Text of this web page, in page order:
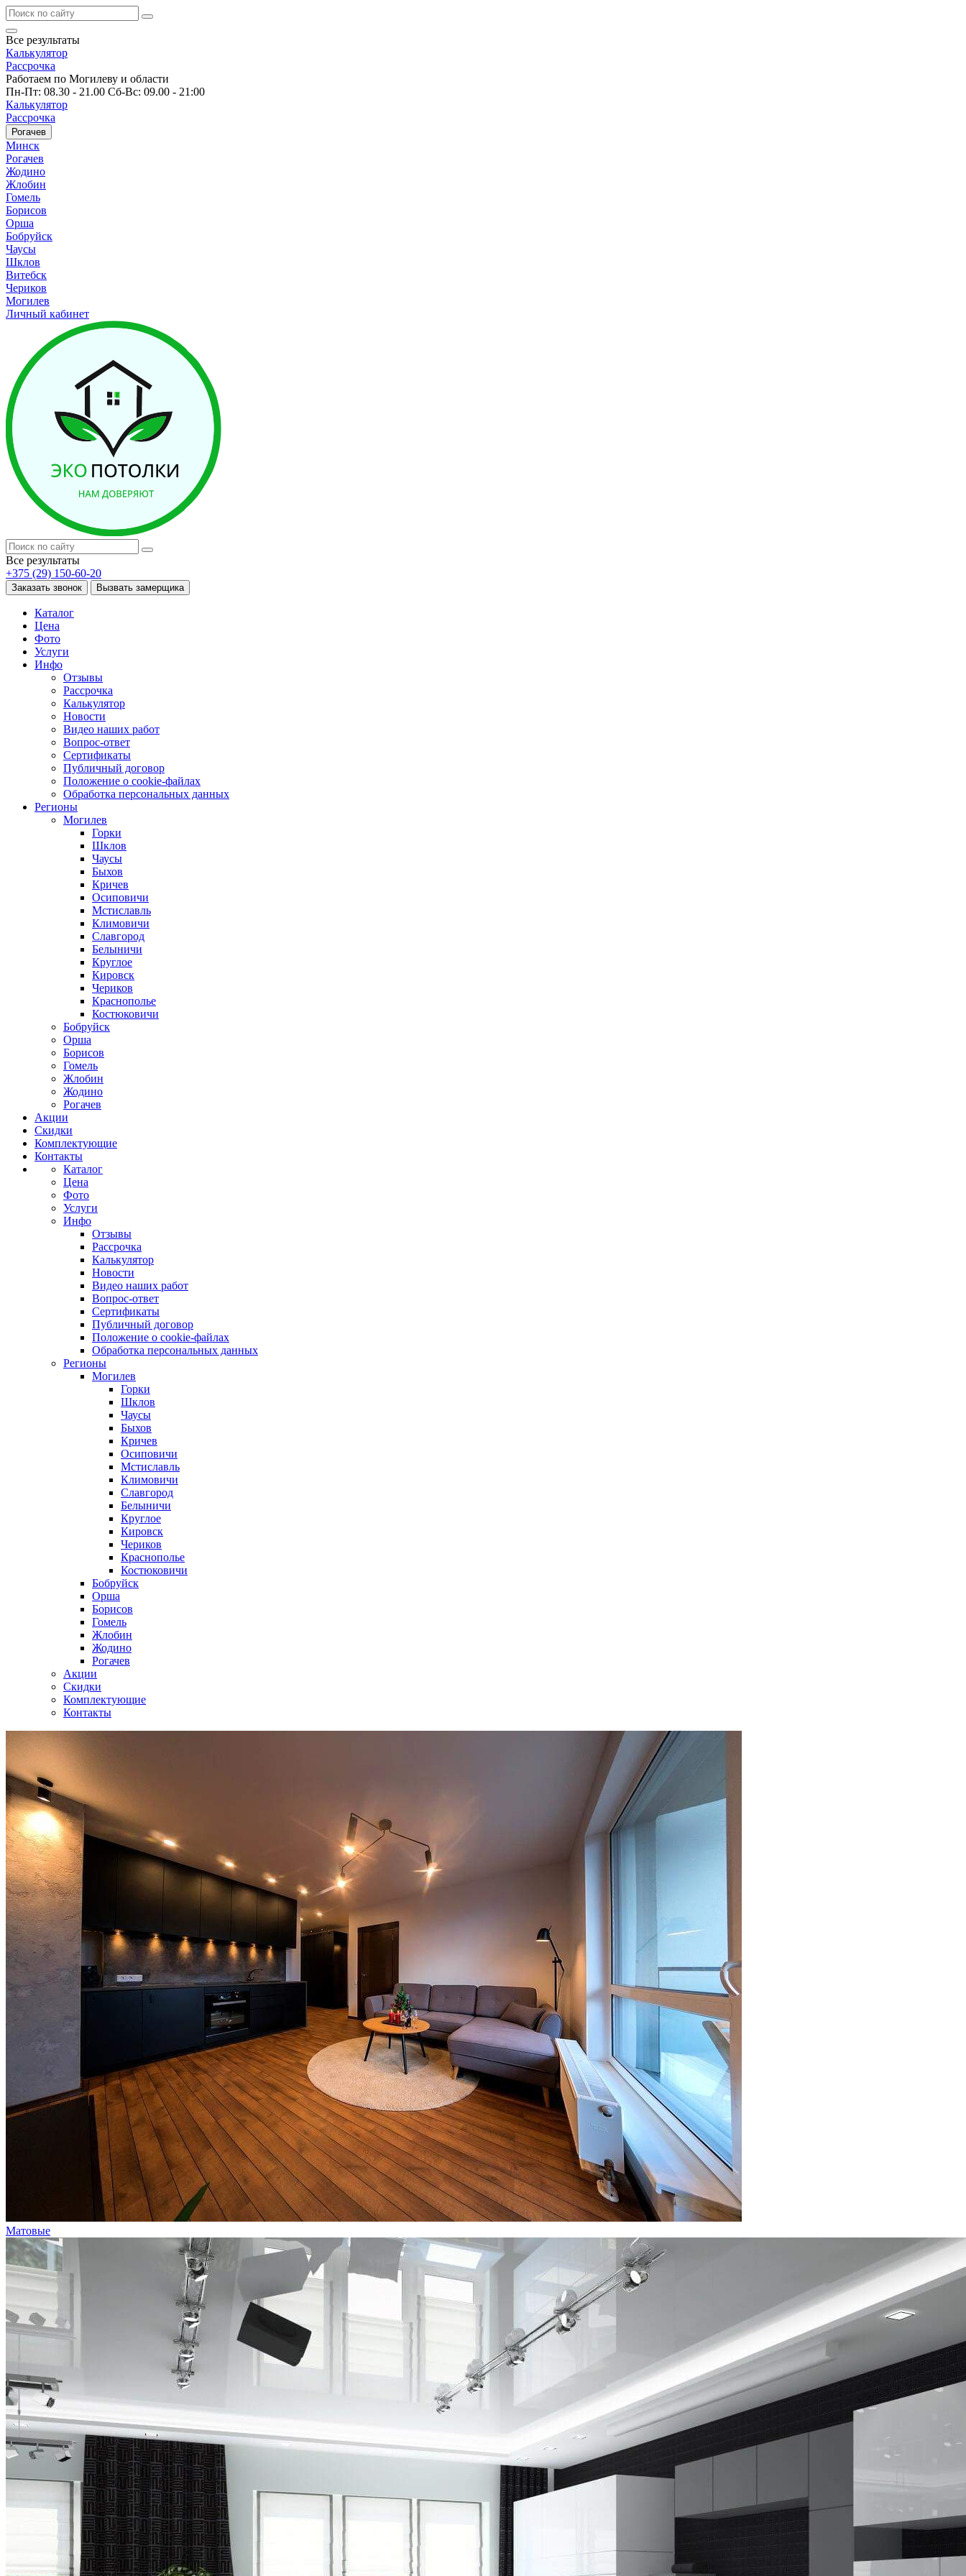
Все результаты
Калькулятор
Рассрочка
Работаем по Могилеву и области
Пн-Пт: 08.30 - 21.00 Сб-Вс: 09.00 - 21:00
Калькулятор
Рассрочка
Рогачев
Минск
Рогачев
Жодино
Жлобин
Гомель
Борисов
Орша
Бобруйск
Чаусы
Шклов
Витебск
Чериков
Могилев
Личный кабинет
Все результаты
+375 (29) 150-60-20
Заказать звонок Вызвать замерщика
Каталог
Цена
Фото
Услуги
Инфо
Отзывы
Рассрочка
Калькулятор
Новости
Видео наших работ
Вопрос-ответ
Сертификаты
Публичный договор
Положение о cookie-файлах
Обработка персональных данных
Регионы
Могилев
Горки
Шклов
Чаусы
Быхов
Кричев
Осиповичи
Мстиславль
Климовичи
Славгород
Белыничи
Круглое
Кировск
Чериков
Краснополье
Костюковичи
Бобруйск
Орша
Борисов
Гомель
Жлобин
Жодино
Рогачев
Акции
Скидки
Комплектующие
Контакты
Каталог
Цена
Фото
Услуги
Инфо
Отзывы
Рассрочка
Калькулятор
Новости
Видео наших работ
Вопрос-ответ
Сертификаты
Публичный договор
Положение о cookie-файлах
Обработка персональных данных
Регионы
Могилев
Горки
Шклов
Чаусы
Быхов
Кричев
Осиповичи
Мстиславль
Климовичи
Славгород
Белыничи
Круглое
Кировск
Чериков
Краснополье
Костюковичи
Бобруйск
Орша
Борисов
Гомель
Жлобин
Жодино
Рогачев
Акции
Скидки
Комплектующие
Контакты
Матовые